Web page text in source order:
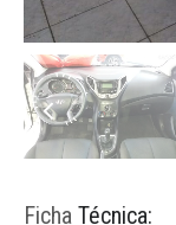
Ficha Técnica: